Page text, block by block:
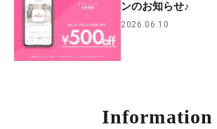
ンのお知らせ♪
2026.06.10
Information